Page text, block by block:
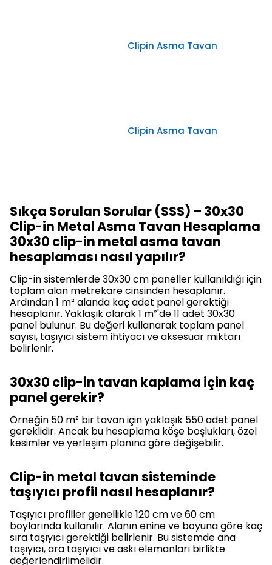
Clipin Asma Tavan
Clipin Asma Tavan
Sıkça Sorulan Sorular (SSS) – 30x30
Clip-in Metal Asma Tavan Hesaplama
30x30 clip-in metal asma tavan
hesaplaması nasıl yapılır?
Clip-in sistemlerde 30x30 cm paneller kullanıldığı için
toplam alan metrekare cinsinden hesaplanır.
Ardından 1 m² alanda kaç adet panel gerektiği
hesaplanır. Yaklaşık olarak 1 m²'de 11 adet 30x30
panel bulunur. Bu değeri kullanarak toplam panel
sayısı, taşıyıcı sistem ihtiyacı ve aksesuar miktarı
belirlenir.
30x30 clip-in tavan kaplama için kaç
panel gerekir?
Örneğin 50 m² bir tavan için yaklaşık 550 adet panel
gereklidir. Ancak bu hesaplama köşe boşlukları, özel
kesimler ve yerleşim planına göre değişebilir.
Clip-in metal tavan sisteminde
taşıyıcı profil nasıl hesaplanır?
Taşıyıcı profiller genellikle 120 cm ve 60 cm
boylarında kullanılır. Alanın enine ve boyuna göre kaç
sıra taşıyıcı gerektiği belirlenir. Bu sistemde ana
taşıyıcı, ara taşıyıcı ve askı elemanları birlikte
değerlendirilmelidir.